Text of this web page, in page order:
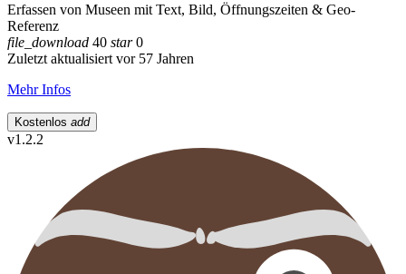
Erfassen von Museen mit Text, Bild, Öffnungszeiten & Geo-
Referenz
file_download 40 star0
Zuletzt aktualisiert vor 57 Jahren
Mehr Infos
Kostenlos add
v1.2.2